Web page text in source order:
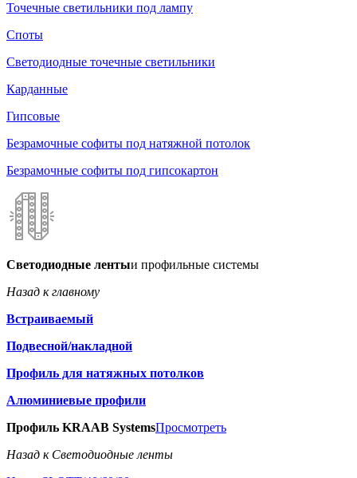
Точечные светильники под лампу
Споты
Светодиодные точечные светильники
Карданные
Гипсовые
Безрамочные софиты под натяжной потолок
Безрамочные софиты под гипсокартон
Светодиодные лентыи профильные системы
Назад к главному
Встраиваемый
Подвесной/накладной
Профиль для натяжных потолков
Алюминиевые профили
Профиль KRAAB SystemsПросмотреть
Назад к Светодиодные ленты